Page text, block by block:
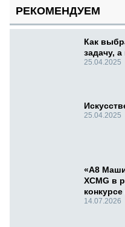
РЕКОМЕНДУЕМ
Как
задачу,
25.04.2025
25.04.2025
«А8
XCMG в
14.07.2026